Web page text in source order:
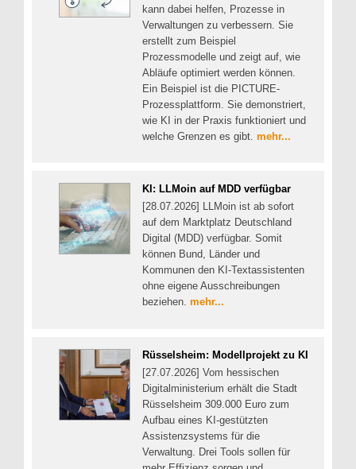
kann dabei helfen, Prozesse in
Verwaltungen zu verbessern. Sie
erstellt zum Beispiel
Prozessmodelle und zeigt auf, wie
Abläufe optimiert werden können.
Ein Beispiel ist die PICTURE-
Prozessplattform. Sie demonstriert,
wie KI in der Praxis funktioniert und
welche Grenzen es gibt. mehr...
KI: LLMoin auf MDD verfügbar
[28.07.2026] LLMoin ist ab sofort
auf dem Marktplatz Deutschland
Digital (MDD) verfügbar. Somit
können Bund, Länder und
Kommunen den KI-Textassistenten
ohne eigene Ausschreibungen
beziehen. mehr...
Rüsselsheim: Modellprojekt zu KI
[27.07.2026] Vom hessischen
Digitalministerium erhält die Stadt
Rüsselsheim 309.000 Euro zum
Aufbau eines KI-gestützten
Assistenzsystems für die
Verwaltung. Drei Tools sollen für